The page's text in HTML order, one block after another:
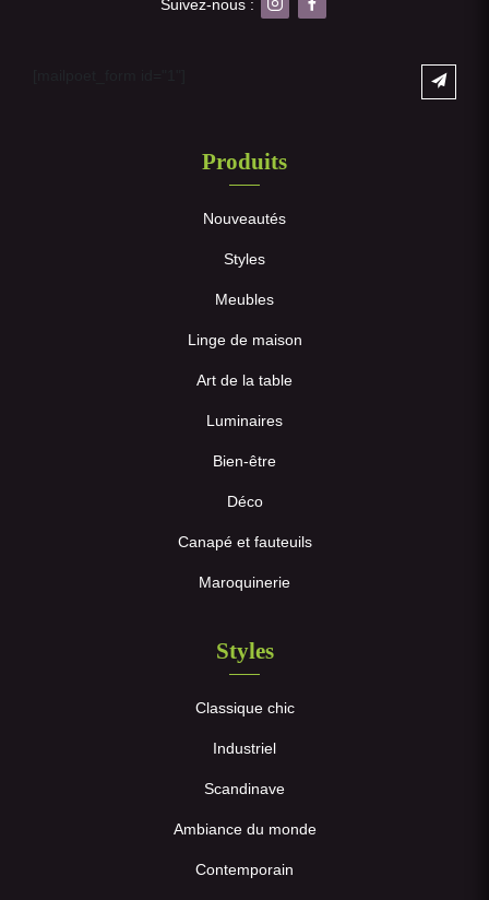
Suivez-nous :
Produits
Nouveautés
Styles
Meubles
Linge de maison
Art de la table
Luminaires
Bien-être
Déco
Canapé et fauteuils
Maroquinerie
Styles
Classique chic
Industriel
Scandinave
Ambiance du monde
Contemporain